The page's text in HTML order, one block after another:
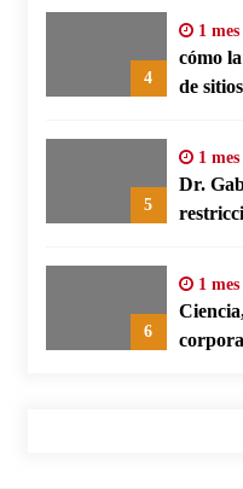
4
1 mes
cómo
de
5
1 mes
Dr.
6
1 mes